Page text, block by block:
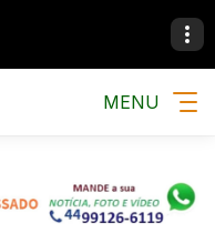
MÚSICA,
MENU